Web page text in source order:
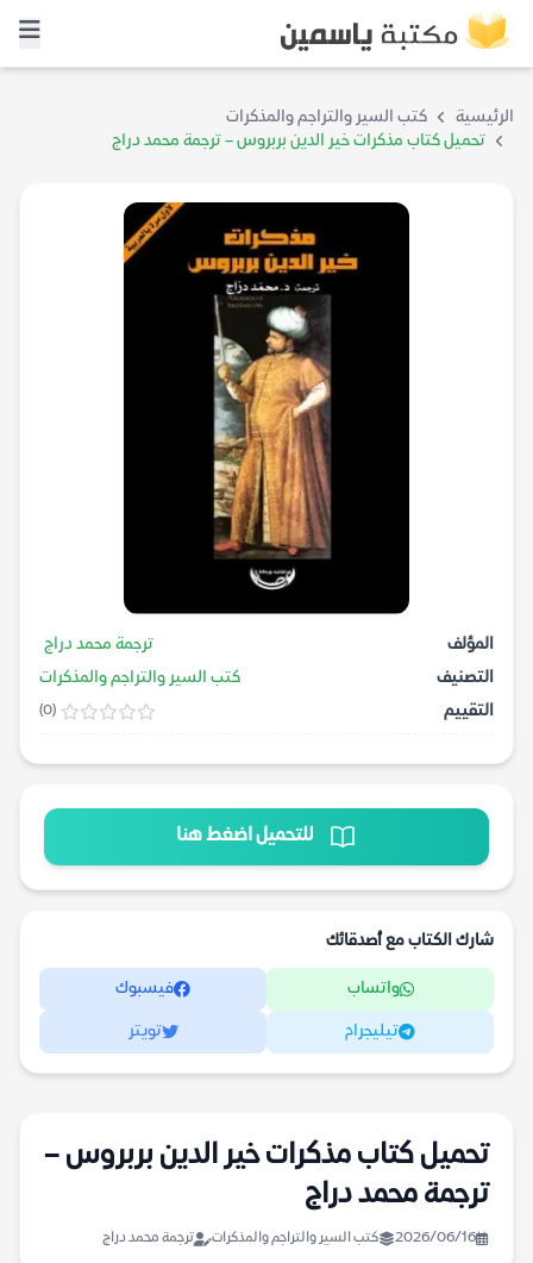
الرئيسية
كتب السير والتراجم والمذكرات
تحميل كتاب مذكرات خير الدين بربروس – ترجمة محمد دراج
المؤلف
ترجمة محمد دراج
التصنيف
كتب السير والتراجم والمذكرات
التقييم
(0)
للتحميل اضغط هنا
شارك الكتاب مع أصدقائك
واتساب فيسبوك
تيليجرام تويتر
تحميل كتاب مذكرات خير الدين بربروس –
ترجمة محمد دراج
2026/06/16 كتب السير والتراجم والمذكرات ترجمة محمد دراج